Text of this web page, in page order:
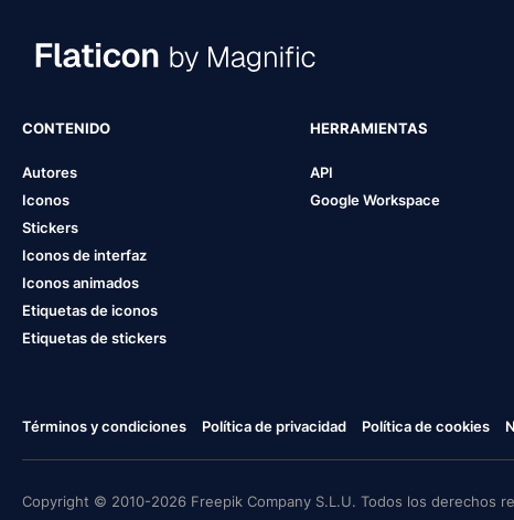
CONTENIDO
Autores
Iconos
Stickers
Iconos de interfaz
Iconos animados
Etiquetas de iconos
Etiquetas de stickers
HERRAMIENTAS
API
Google Workspace
Términos y condiciones Política de privacidad Política de cookies
Copyright © 2010-2026 Freepik Company S.L.U. Todos los derechos